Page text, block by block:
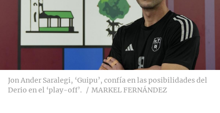
Jon Ander Saralegi, ‘Guipu’, confía en las posibilidades del
Derio en el ‘play-off’.
MARKEL FERNÁNDEZ